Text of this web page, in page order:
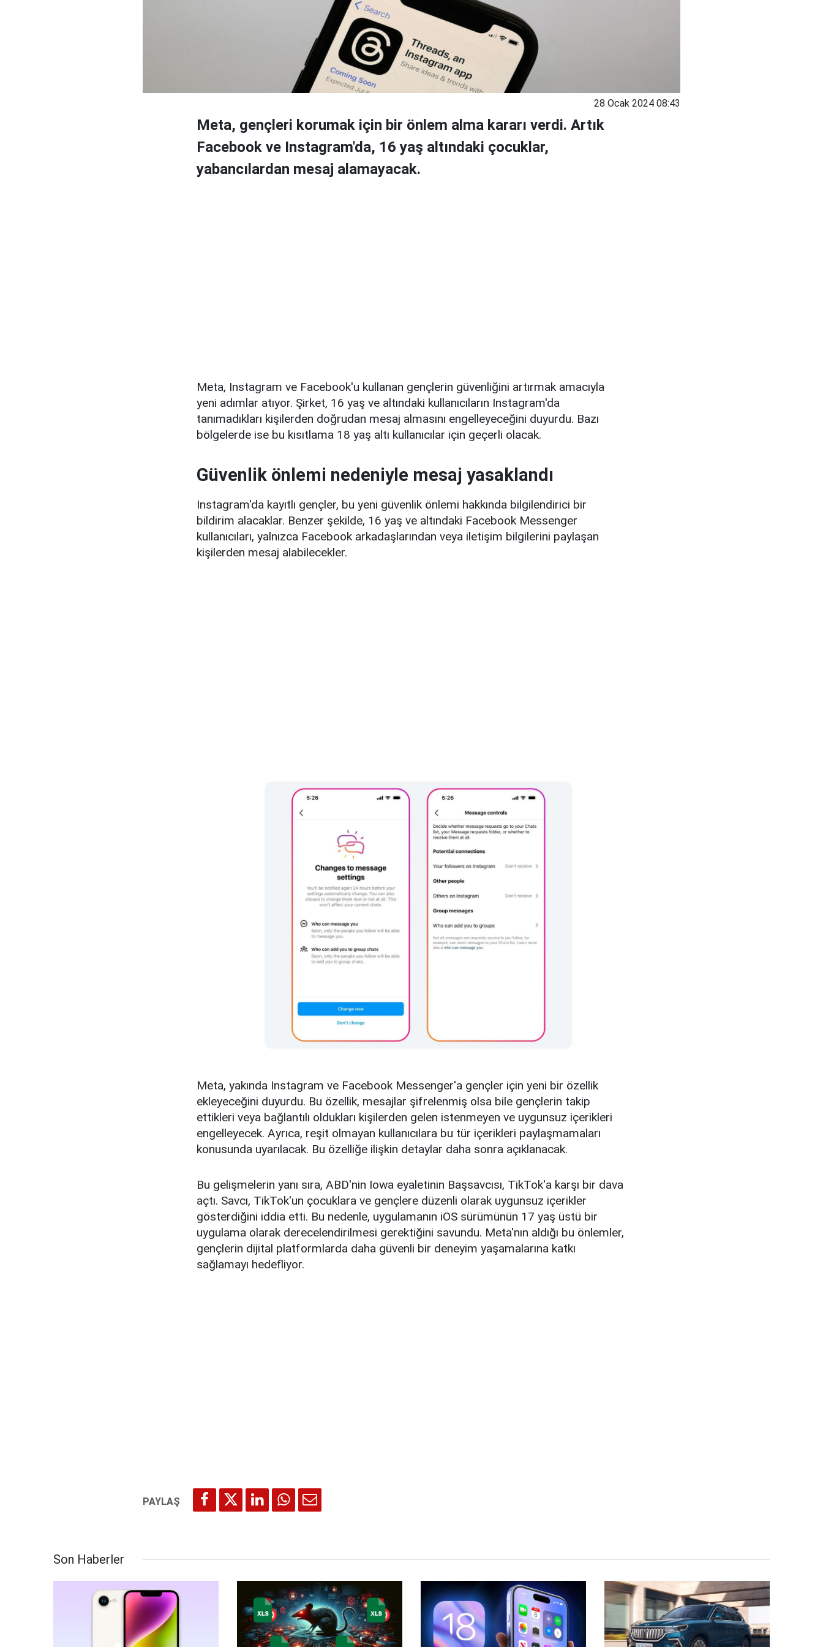
28 Ocak 2024 08:43
Meta, gençleri korumak için bir önlem alma kararı verdi. Artık
Facebook ve Instagram'da, 16 yaş altındaki çocuklar,
yabancılardan mesaj alamayacak.
Meta, Instagram ve Facebook'u kullanan gençlerin güvenliğini artırmak amacıyla
yeni adımlar atıyor. Şirket, 16 yaş ve altındaki kullanıcıların Instagram'da
tanımadıkları kişilerden doğrudan mesaj almasını engelleyeceğini duyurdu. Bazı
bölgelerde ise bu kısıtlama 18 yaş altı kullanıcılar için geçerli olacak.
Güvenlik önlemi nedeniyle mesaj yasaklandı
Instagram'da kayıtlı gençler, bu yeni güvenlik önlemi hakkında bilgilendirici bir
bildirim alacaklar. Benzer şekilde, 16 yaş ve altındaki Facebook Messenger
kullanıcıları, yalnızca Facebook arkadaşlarından veya iletişim bilgilerini paylaşan
kişilerden mesaj alabilecekler.
Meta, yakında Instagram ve Facebook Messenger'a gençler için yeni bir özellik
ekleyeceğini duyurdu. Bu özellik, mesajlar şifrelenmiş olsa bile gençlerin takip
ettikleri veya bağlantılı oldukları kişilerden gelen istenmeyen ve uygunsuz içerikleri
engelleyecek. Ayrıca, reşit olmayan kullanıcılara bu tür içerikleri paylaşmamaları
konusunda uyarılacak. Bu özelliğe ilişkin detaylar daha sonra açıklanacak.
Bu gelişmelerin yanı sıra, ABD'nin Iowa eyaletinin Başsavcısı, TikTok'a karşı bir dava
açtı. Savcı, TikTok'un çocuklara ve gençlere düzenli olarak uygunsuz içerikler
gösterdiğini iddia etti. Bu nedenle, uygulamanın iOS sürümünün 17 yaş üstü bir
uygulama olarak derecelendirilmesi gerektiğini savundu. Meta'nın aldığı bu önlemler,
gençlerin dijital platformlarda daha güvenli bir deneyim yaşamalarına katkı
sağlamayı hedefliyor.
Son Haberler